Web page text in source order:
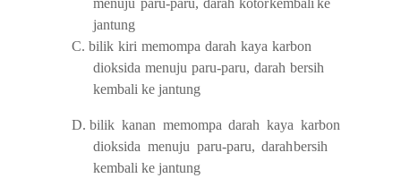
jantung
C. bilik kiri memompa darah kaya karbon
dioksida menuju paru-paru, darah bersih
kembali ke jantung
D. bilik kanan memompa darah kaya karbon
dioksida menuju paru-paru, darahbersih
kembali ke jantung